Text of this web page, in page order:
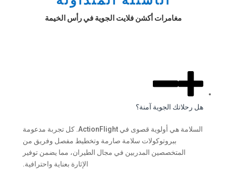
مغامرات أكشن فلايت الجوية في رأس الخيمة
هل رحلاتك الجوية آمنة؟
السلامة هي أولوية قصوى في ActionFlight. كل تجربة مدعومة
ببروتوكولات سلامة صارمة وتخطيط مفصل وفريق من
المتخصصين المدربين في مجال الطيران، مما يضمن توفير
الإثارة بعناية واحترافية.